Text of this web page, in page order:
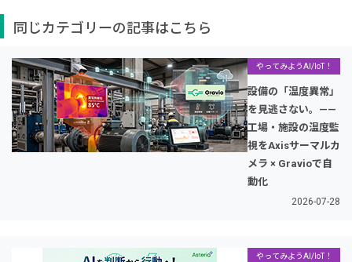
同じカテゴリーの記事はこちら
やってみようAI/IoT！
設備の「温度異常」
を見逃さない。——
工場・施設の温度監
視をAxisサーマルカ
メラ × Gravioで自
動化
2026-07-28
やってみようAI/IoT！